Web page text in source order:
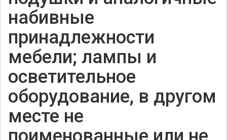
набивные
принадлежности
мебели; лампы и
осветительное
оборудование, в другом
месте не